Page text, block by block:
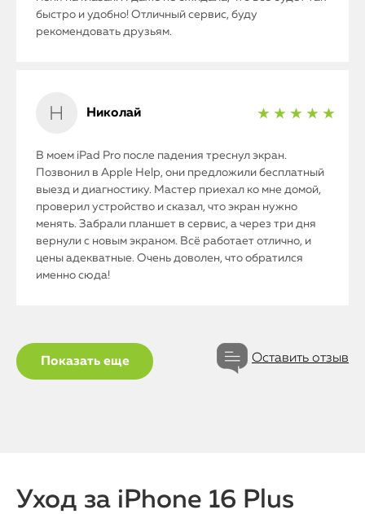
iPad
Контакты
Статьи
быстро и удобно! Отличный сервис, буду
рекомендовать друзьям.
Николай ★ ★ ★ ★ ★
В моем iPad Pro после падения треснул экран.
Позвонил в Apple Help, они предложили бесплатный
выезд и диагностику. Мастер приехал ко мне домой,
проверил устройство и сказал, что экран нужно
менять. Забрали планшет в сервис, а через три дня
вернули с новым экраном. Всё работает отлично, и
цены адекватные. Очень доволен, что обратился
именно сюда!
Показать еще Оставить отзыв
Уход за iPhone 16 Plus